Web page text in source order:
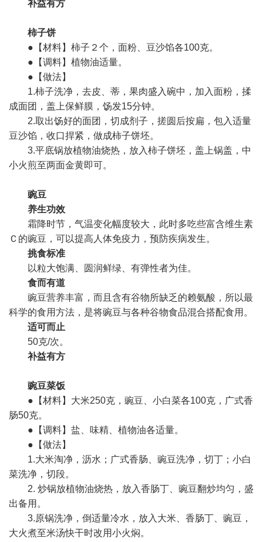
补益有方
柿子饼
●【材料】柿子２个，面粉、豆沙馅各100克。
●【调料】植物油适量。
●【做法】
1.柿子洗净，去皮、蒂，果肉盛入碗中，加入面粉，揉
成面团，盖上保鲜膜，饧发15分钟。
2.取出饧好的面团，切成剂子，搓圆后按扁，包入适量
豆沙馅，收口捍紧，做成柿子饼坯。
3.平底锅放植物油烧热，放入柿子饼坯，盖上锅盖，中
小火煎至两面金黄即可。
豌豆
养生功效
霜降时节，气温变化幅度较大，此时多吃些富含维生素
Ｃ的豌豆，可以提高人体免疫力，预防疾病发生。
挑食标准
以粒大饱满、圆润鲜绿、有弹性者为佳。
食而有道
豌豆营养丰富，而且含有谷物所缺乏的赖氨酸，所以最
科学的食用方法，是将豌豆与各种谷物食品混合搭配食用。
适可而止
50克/次。
补益有方
豌豆菜饭
●【材料】大米250克，豌豆、小白菜各100克，广式香
肠50克。
●【调料】盐、味精、植物油各适量。
●【做法】
1.大米淘净，沥水；广式香肠、豌豆洗净，切丁；小白
菜洗净，切段。
2. 炒锅放植物油烧热，放入香肠丁、豌豆翻炒均匀，盛
出备用。
3.原锅洗净，倒适量冷水，放入大米、香肠丁、豌豆，
大火煮至米汤快干时改用小火焖。